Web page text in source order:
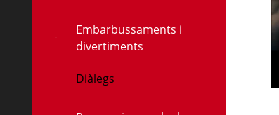
Embarbussaments i
divertiments
Diàlegs